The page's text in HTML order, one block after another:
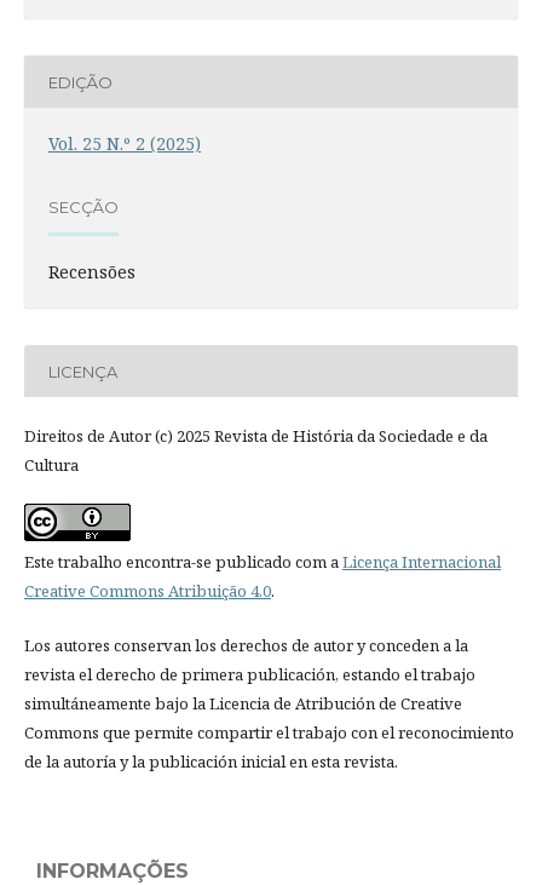
EDIÇÃO
Vol. 25 N.º 2 (2025)
SECÇÃO
Recensões
LICENÇA
Direitos de Autor (c) 2025 Revista de História da Sociedade e da
Cultura
Este trabalho encontra-se publicado com aLicença Internacional
Creative Commons Atribuição 4.0.
Los autores conservan los derechos de autor y conceden a la
revista el derecho de primera publicación, estando el trabajo
simultáneamente bajo la Licencia de Atribución de Creative
Commons que permite compartir el trabajo con el reconocimiento
de la autoría y la publicación inicial en esta revista.
INFORMAÇÕES